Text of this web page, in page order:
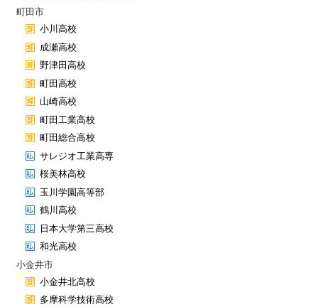
町田市
小川高校
成瀬高校
野津田高校
町田高校
山崎高校
町田工業高校
町田総合高校
サレジオ工業高専
桜美林高校
玉川学園高等部
鶴川高校
日本大学第三高校
和光高校
小金井市
小金井北高校
多摩科学技術高校